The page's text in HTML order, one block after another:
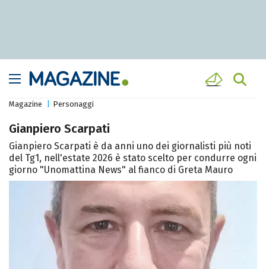
Magazine Personaggi
Gianpiero Scarpati
Gianpiero Scarpati è da anni uno dei giornalisti più noti
del Tg1, nell'estate 2026 è stato scelto per condurre ogni
giorno "Unomattina News" al fianco di Greta Mauro